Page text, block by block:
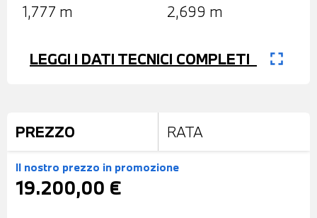
1,777 m 2,699 m
LEGGI I DATI TECNICI COMPLETI fullscreen
PREZZO RATA
Il nostro prezzo in promozione
19.200,00 €